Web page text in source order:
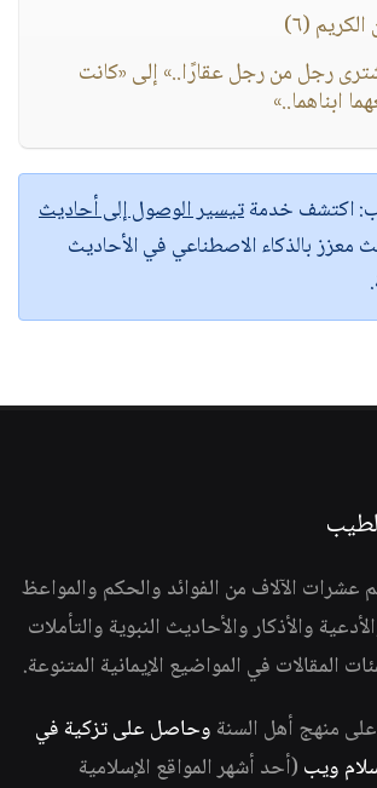
(٦)
رجل من رجل عقارًا..» إلى «كانت
ابناهما..»
اكتشف خدمةتيسير الوصول إلى أحاديث
معزز بالذكاء الاصطناعي في الأحاديث
الآلاف من الفوائد والحكم والمواعظ
والأذكار والأحاديث النبوية والتأملات
المقالات في المواضيع الإيمانية المتنوعة.
منهج أهل السنة وحاصل على تزكية في
ويب (أحد أشهر المواقع الإسلامية